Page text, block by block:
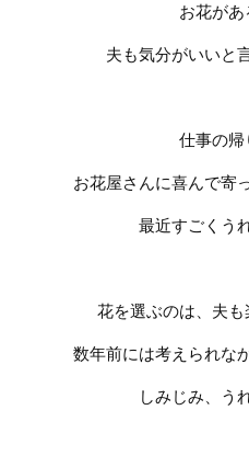
お花があ
夫も気分がいいと
仕事の帰
お花屋さんに喜んで寄
最近すごくう
花を選ぶのは、夫も
数年前には考えられな
しみじみ、う